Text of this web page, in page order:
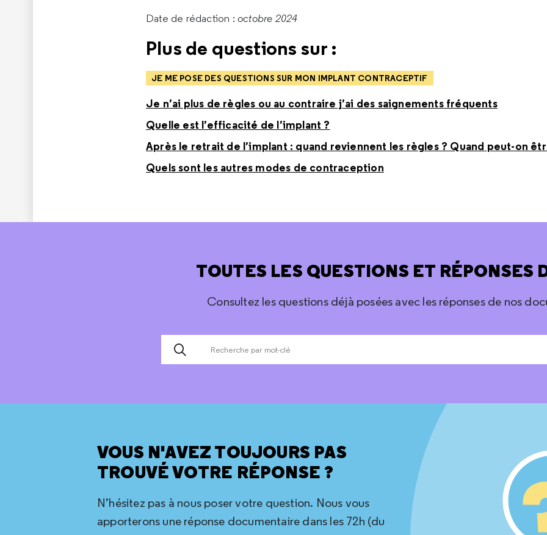
Date de rédaction : octobre 2024
Plus de questions sur :
JE ME POSE DES QUESTIONS SUR MON IMPLANT CONTRACEPTIF
Je n’ai plus de règles ou au contraire j’ai des saignements fréquents
Quelle est l’efficacité de l’implant ?
Après le retrait de l’implant : quand reviennent les règles ? Quand peut-on
Quels sont les autres modes de contraception
TOUTES LES QUESTIONS ET RÉPONSES
Consultez les questions déjà posées avec les réponses de nos
VOUS N'AVEZ TOUJOURS PAS
TROUVÉ VOTRE RÉPONSE ?
N’hésitez pas à nous poser votre question. Nous vous
apporterons une réponse documentaire dans les 72h (du